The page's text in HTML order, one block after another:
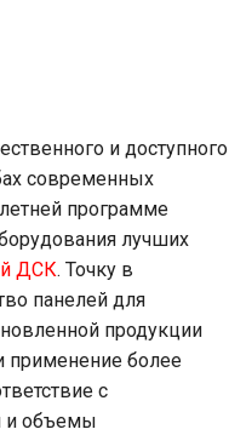
и доступного
современных
программе
лучших
ДСК. Точку в
панелей для
продукции
применение более
с
и объемы